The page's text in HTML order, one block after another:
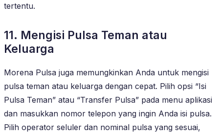
tertentu.
11. Mengisi Pulsa Teman atau
Keluarga
Morena Pulsa juga memungkinkan Anda untuk mengisi
pulsa teman atau keluarga dengan cepat. Pilih opsi “Isi
Pulsa Teman” atau “Transfer Pulsa” pada menu aplikasi
dan masukkan nomor telepon yang ingin Anda isi pulsa.
Pilih operator seluler dan nominal pulsa yang sesuai,